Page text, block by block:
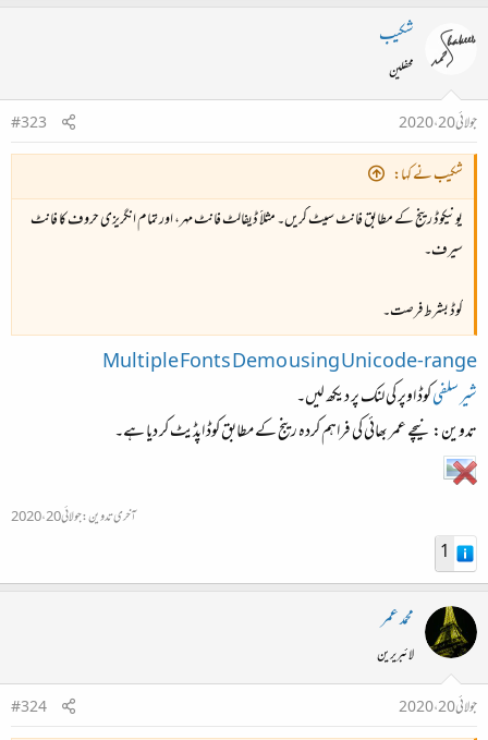
شکیب
محفلین
جولائی 20، 2020
#323
شکیب نے کہا:
یونیکوڈ رینج کے مطابق فانٹ سیٹ کریں۔ مثلاََ ڈیفالٹ فانٹ مہر، اور تمام انگریزی حروف کا فانٹ
سیرف۔
کوڈ بشرط فرصت۔
Multiple Fonts Demo using Unicode-range
شیر سلفیکوڈ اوپر کی لنک پر دیکھ لیں۔
تدوین: نیچے عمر بھائی کی فراہم کردہ رینج کے مطابق کوڈ اپڈیٹ کر دیا ہے۔
آخری تدوین:جولائی 20، 2020
1
محمد عمر
لائبریرین
جولائی 20، 2020
#324